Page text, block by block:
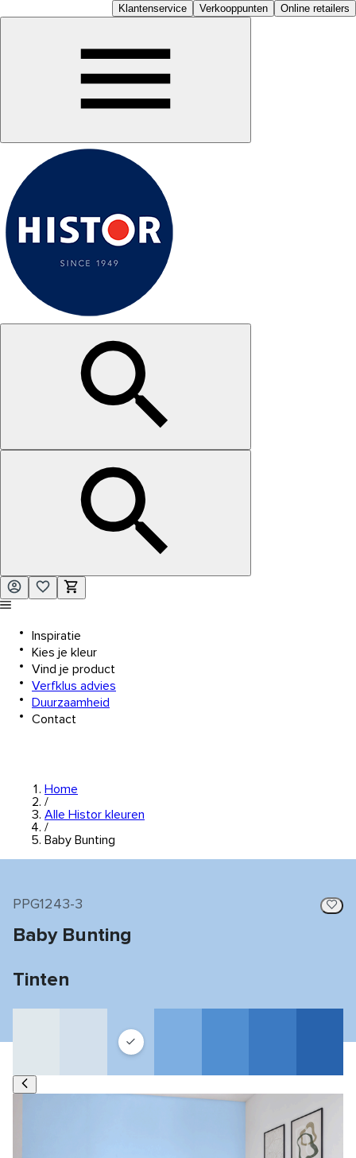
Klantenservice Verkooppunten Online retailers
Inspiratie
Kies je kleur
Vind je product
Verfklus advies
Duurzaamheid
Contact
Home
/
Alle Histor kleuren
/
Baby Bunting
PPG1243-3
Baby Bunting
Tinten